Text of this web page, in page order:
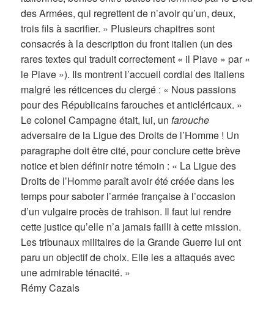
des Armées, qui regrettent de n’avoir qu’un, deux,
trois fils à sacrifier. » Plusieurs chapitres sont
consacrés à la description du front italien (un des
rares textes qui traduit correctement « il Piave » par «
le Piave »). Ils montrent l’accueil cordial des Italiens
malgré les réticences du clergé : « Nous passions
pour des Républicains farouches et anticléricaux. »
Le colonel Campagne était, lui, unfarouche
adversaire de la Ligue des Droits de l’Homme ! Un
paragraphe doit être cité, pour conclure cette brève
notice et bien définir notre témoin : « La Ligue des
Droits de l’Homme paraît avoir été créée dans les
temps pour saboter l’armée française à l’occasion
d’un vulgaire procès de trahison. Il faut lui rendre
cette justice qu’elle n’a jamais failli à cette mission.
Les tribunaux militaires de la Grande Guerre lui ont
paru un objectif de choix. Elle les a attaqués avec
une admirable ténacité. »
Rémy Cazals